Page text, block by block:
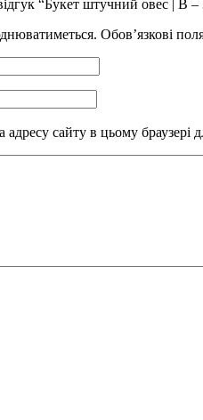
“Букет штучний овес | В –
Обов’язкові
адресу сайту в цьому браузері